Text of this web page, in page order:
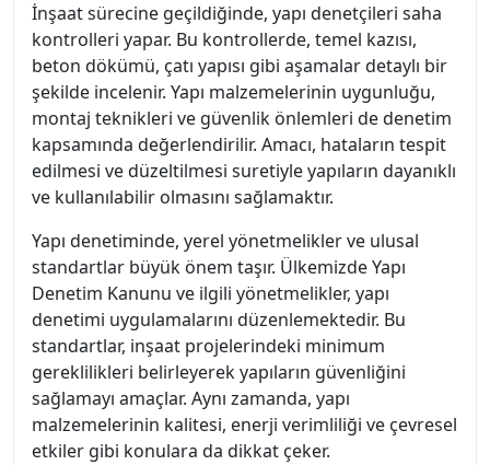
İnşaat sürecine geçildiğinde, yapı denetçileri saha
kontrolleri yapar. Bu kontrollerde, temel kazısı,
beton dökümü, çatı yapısı gibi aşamalar detaylı bir
şekilde incelenir. Yapı malzemelerinin uygunluğu,
montaj teknikleri ve güvenlik önlemleri de denetim
kapsamında değerlendirilir. Amacı, hataların tespit
edilmesi ve düzeltilmesi suretiyle yapıların dayanıklı
ve kullanılabilir olmasını sağlamaktır.
Yapı denetiminde, yerel yönetmelikler ve ulusal
standartlar büyük önem taşır. Ülkemizde Yapı
Denetim Kanunu ve ilgili yönetmelikler, yapı
denetimi uygulamalarını düzenlemektedir. Bu
standartlar, inşaat projelerindeki minimum
gereklilikleri belirleyerek yapıların güvenliğini
sağlamayı amaçlar. Aynı zamanda, yapı
malzemelerinin kalitesi, enerji verimliliği ve çevresel
etkiler gibi konulara da dikkat çeker.